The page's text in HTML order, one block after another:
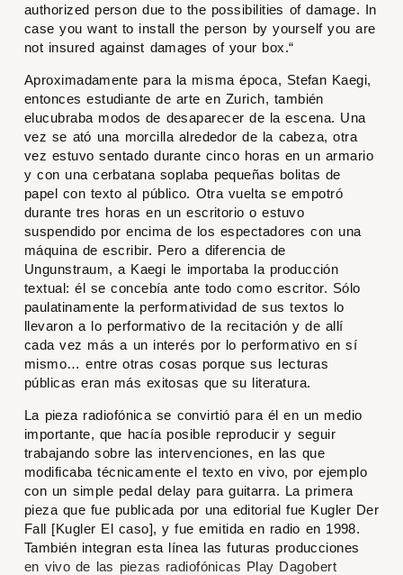
authorized person due to the possibilities of damage. In
case you want to install the person by yourself you are
not insured against damages of your box.“
Aproximadamente para la misma época, Stefan Kaegi,
entonces estudiante de arte en Zurich, también
elucubraba modos de desaparecer de la escena. Una
vez se ató una morcilla alrededor de la cabeza, otra
vez estuvo sentado durante cinco horas en un armario
y con una cerbatana soplaba pequeñas bolitas de
papel con texto al público. Otra vuelta se empotró
durante tres horas en un escritorio o estuvo
suspendido por encima de los espectadores con una
máquina de escribir. Pero a diferencia de
Ungunstraum, a Kaegi le importaba la producción
textual: él se concebía ante todo como escritor. Sólo
paulatinamente la performatividad de sus textos lo
llevaron a lo performativo de la recitación y de allí
cada vez más a un interés por lo performativo en sí
mismo… entre otras cosas porque sus lecturas
públicas eran más exitosas que su literatura.
La pieza radiofónica se convirtió para él en un medio
importante, que hacía posible reproducir y seguir
trabajando sobre las intervenciones, en las que
modificaba técnicamente el texto en vivo, por ejemplo
con un simple pedal delay para guitarra. La primera
pieza que fue publicada por una editorial fue Kugler Der
Fall [Kugler El caso], y fue emitida en radio en 1998.
También integran esta línea las futuras producciones
en vivo de las piezas radiofónicas Play Dagobert